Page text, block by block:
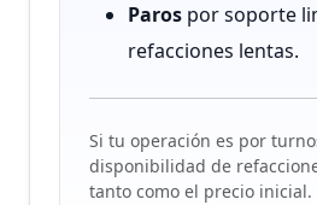
Paros por soporte
refacciones lentas.
Si tu operación es por
disponibilidad de
tanto como el precio inicial.